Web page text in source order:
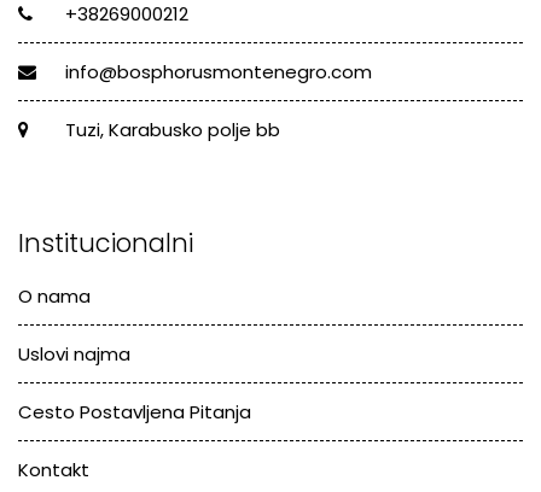
+38269000212
info@bosphorusmontenegro.com
Tuzi, Karabusko polje bb
Institucionalni
O nama
Uslovi najma
Cesto Postavljena Pitanja
Kontakt